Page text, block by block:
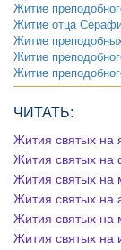
Житие
Житие отца
Житие
Житие
Житие
ЧИТАТЬ:
Жития святых на
Жития святых на
Жития святых на
Жития святых на
Жития святых на
Жития святых на